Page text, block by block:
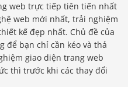
web trực tiếp tiên tiến nhất
web mới nhất, trải nghiệm
kế đẹp nhất. Chủ đề của
để bạn chỉ cần kéo và thả
giao diện trang web
thì trước khi các thay đổi